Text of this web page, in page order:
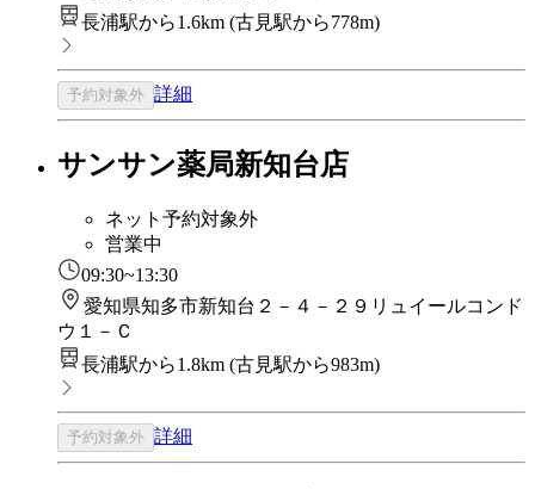
長浦駅から1.6km (古見駅から778m)
予約対象外 詳細
サンサン薬局新知台店
ネット予約対象外
営業中
09:30~13:30
愛知県知多市新知台２－４－２９リュイールコンド
ウ１－Ｃ
長浦駅から1.8km (古見駅から983m)
予約対象外 詳細